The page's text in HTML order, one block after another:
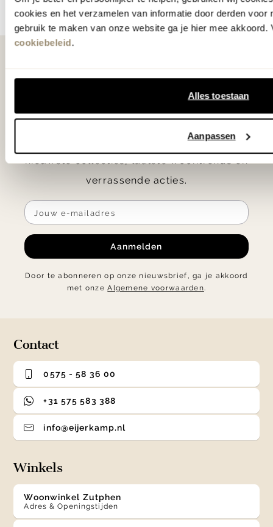
cookies en het verzamelen van informatie door derden voor
gebruik te maken van onze website ga je hier mee akkoord.
cookiebeleid.
Alles toestaan
Aanpassen
Ontvang € 25.- korting op je eerste
bestelling en blijf op de hoogte van de
nieuwste collecties, laatste woontrends en
verrassende acties.
Aanmelden
Door te abonneren op onze nieuwsbrief, ga je akkoord
met onzeAlgemene voorwaarden.
Contact
0575 - 58 36 00
+31 575 583 388
info@eijerkamp.nl
Winkels
Woonwinkel Zutphen
Adres & Openingstijden